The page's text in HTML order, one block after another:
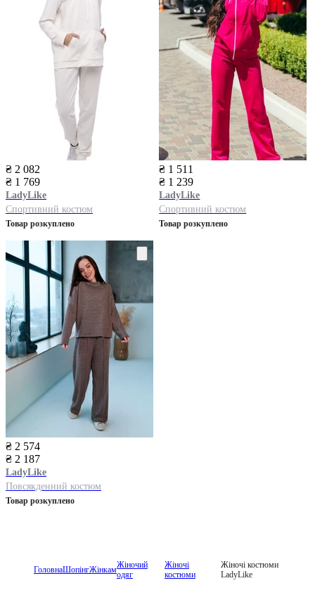
₴ 2 082
₴ 1 769
LadyLike
Спортивний костюм
Товар розкуплено
₴ 1 511
₴ 1 239
LadyLike
Спортивний костюм
Товар розкуплено
₴ 2 574
₴ 2 187
LadyLike
Повсякденний костюм
Товар розкуплено
ГоловнаШопінгЖінкамЖіночий
одяг
Жіночі
костюми
Жіночі костюми
LadyLike